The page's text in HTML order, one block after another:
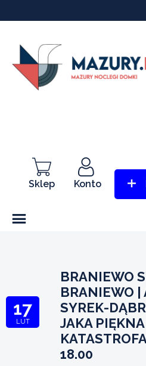
Sklep Konto
17
LUT
BRANIEWO
BRANIEWO |
SYREK-
JAKA PIĘKNA
18.00